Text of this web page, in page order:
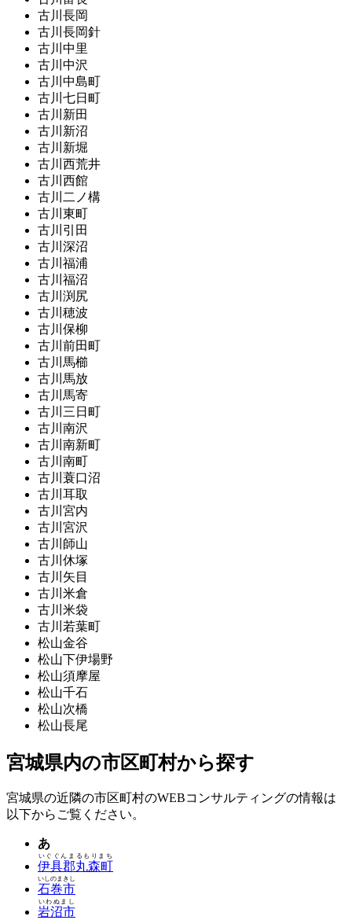
古川長岡
古川長岡針
古川中里
古川中沢
古川中島町
古川七日町
古川新田
古川新沼
古川新堀
古川西荒井
古川西館
古川二ノ構
古川東町
古川引田
古川深沼
古川福浦
古川福沼
古川渕尻
古川穂波
古川保柳
古川前田町
古川馬櫛
古川馬放
古川馬寄
古川三日町
古川南沢
古川南新町
古川南町
古川蓑口沼
古川耳取
古川宮内
古川宮沢
古川師山
古川休塚
古川矢目
古川米倉
古川米袋
古川若葉町
松山金谷
松山下伊場野
松山須摩屋
松山千石
松山次橋
松山長尾
宮城県内の市区町村から探す
宮城県の近隣の市区町村のWEBコンサルティングの情報は
以下からご覧ください。
あ
伊具郡丸森町
いぐぐんまるもりまち
石巻市
いしのまきし
岩沼市
いわぬまし